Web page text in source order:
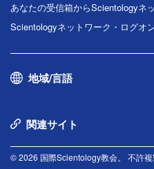
あなたの受信箱からScientologyネ
Scientologyネットワーク・ログオ
地域/言語
関連サイト
© 2026 国際Scientology教会。 不許複